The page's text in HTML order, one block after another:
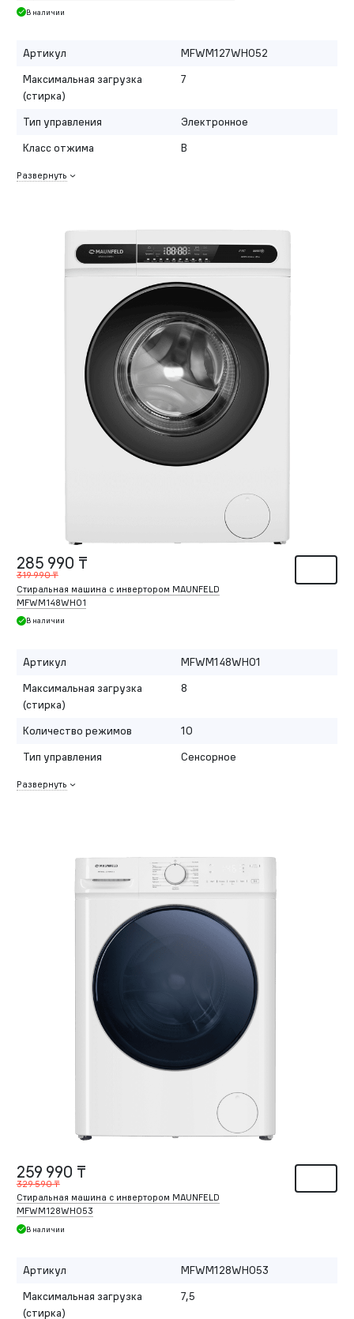
В наличии
Артикул
MFWM127WH052
Максимальная загрузка
(стирка)
7
Тип управления
Электронное
Класс отжима
B
Развернуть
285 990 ₸
319 990 ₸
Стиральная машина c инвертором MAUNFELD
MFWM148WH01
В наличии
Артикул
MFWM148WH01
Максимальная загрузка
(стирка)
8
Количество режимов
10
Тип управления
Сенсорное
Развернуть
259 990 ₸
329 590 ₸
Стиральная машина c инвертором MAUNFELD
MFWM128WH053
В наличии
Артикул
MFWM128WH053
Максимальная загрузка
(стирка)
7,5